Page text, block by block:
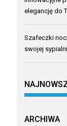
elegancję do
Szafeczki
swojej
ARCHIWA